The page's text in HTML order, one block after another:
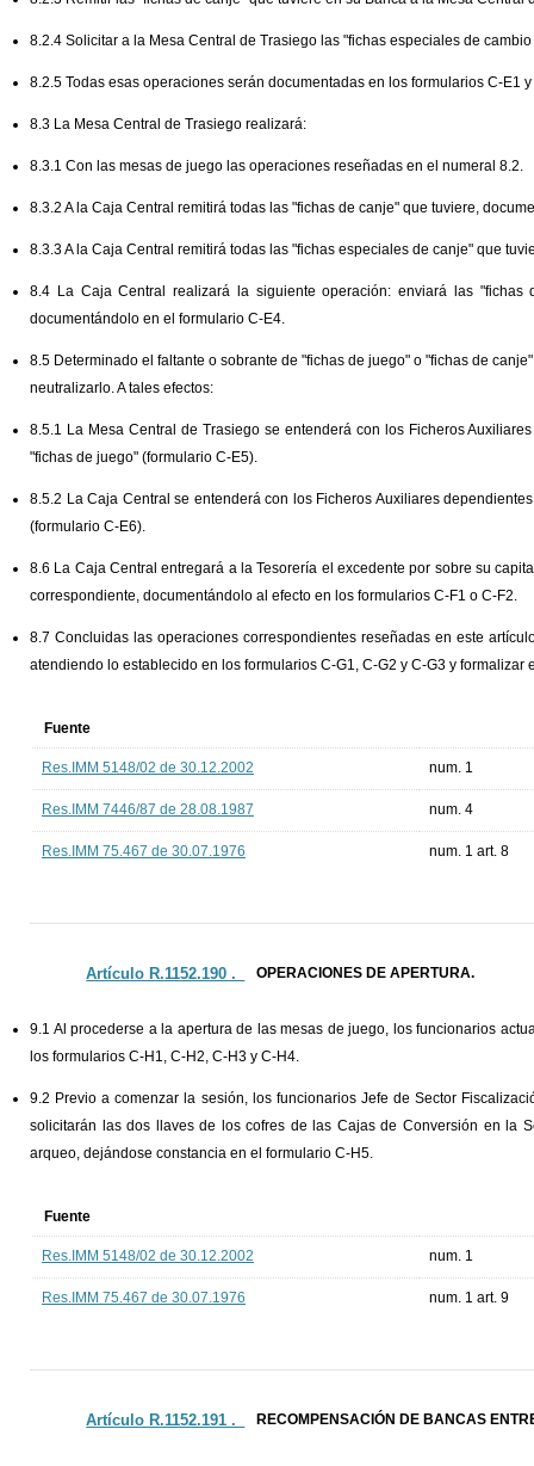
8.2.4 Solicitar a la Mesa Central de Trasiego las "fichas especiales de
8.2.5 Todas esas operaciones serán documentadas en los formularios C-E1
8.3 La Mesa Central de Trasiego realizará:
8.3.1 Con las mesas de juego las operaciones reseñadas en el numeral 8.2.
8.3.2 A la Caja Central remitirá todas las "fichas de canje" que tuviere,
8.3.3 A la Caja Central remitirá todas las "fichas especiales de canje" que
8.4 La Caja Central realizará la siguiente operación: enviará las
documentándolo en el formulario C-E4.
8.5 Determinado el faltante o sobrante de "fichas de juego" o "fichas de
neutralizarlo. A tales efectos:
8.5.1 La Mesa Central de Trasiego se entenderá con los Ficheros
"fichas de juego" (formulario C-E5).
8.5.2 La Caja Central se entenderá con los Ficheros Auxiliares
(formulario C-E6).
8.6 La Caja Central entregará a la Tesorería el excedente por sobre su
correspondiente, documentándolo al efecto en los formularios C-F1 o C-F2.
8.7 Concluidas las operaciones correspondientes reseñadas en este
atendiendo lo establecido en los formularios C-G1, C-G2 y C-G3 y formalizar
Fuente
Res.IMM 5148/02 de 30.12.2002 num. 1
Res.IMM 7446/87 de 28.08.1987 num. 4
Res.IMM 75.467 de 30.07.1976 num. 1 art. 8
Artículo R.1152.190 ._ OPERACIONES DE APERTURA.
9.1 Al procederse a la apertura de las mesas de juego, los funcionarios
los formularios C-H1, C-H2, C-H3 y C-H4.
9.2 Previo a comenzar la sesión, los funcionarios Jefe de Sector
solicitarán las dos llaves de los cofres de las Cajas de Conversión en la
arqueo, dejándose constancia en el formulario C-H5.
Fuente
Res.IMM 5148/02 de 30.12.2002 num. 1
Res.IMM 75.467 de 30.07.1976 num. 1 art. 9
Artículo R.1152.191 ._ RECOMPENSACIÓN DE BANCAS